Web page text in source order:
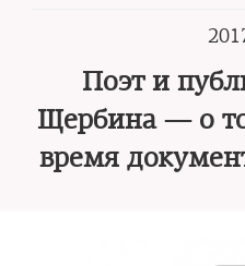
Поэт и
Щербина — о
время